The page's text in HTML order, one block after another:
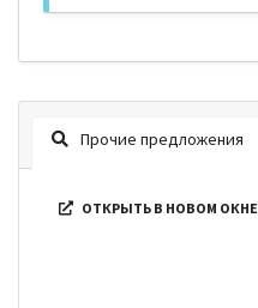
Прочие предложения
ОТКРЫТЬ В НОВОМ ОКНЕ